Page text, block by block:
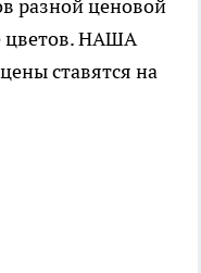
разной ценовой
цветов. НАША
ставятся на